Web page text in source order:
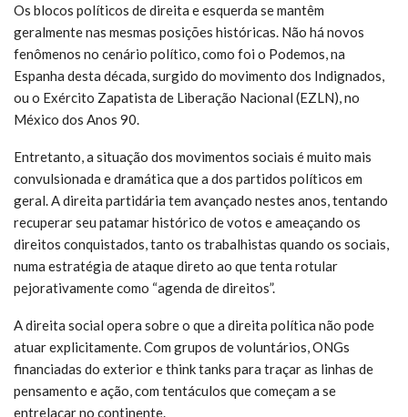
Os blocos políticos de direita e esquerda se mantêm
geralmente nas mesmas posições históricas. Não há novos
fenômenos no cenário político, como foi o Podemos, na
Espanha desta década, surgido do movimento dos Indignados,
ou o Exército Zapatista de Liberação Nacional (EZLN), no
México dos Anos 90.
Entretanto, a situação dos movimentos sociais é muito mais
convulsionada e dramática que a dos partidos políticos em
geral. A direita partidária tem avançado nestes anos, tentando
recuperar seu patamar histórico de votos e ameaçando os
direitos conquistados, tanto os trabalhistas quando os sociais,
numa estratégia de ataque direto ao que tenta rotular
pejorativamente como “agenda de direitos”.
A direita social opera sobre o que a direita política não pode
atuar explicitamente. Com grupos de voluntários, ONGs
financiadas do exterior e think tanks para traçar as linhas de
pensamento e ação, com tentáculos que começam a se
entrelaçar no continente.